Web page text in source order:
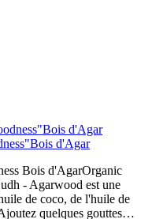
d'Agar
Bois d'AgarOrganic
- Agarwood est une
de coco, de l'huile de
quelques gouttes…